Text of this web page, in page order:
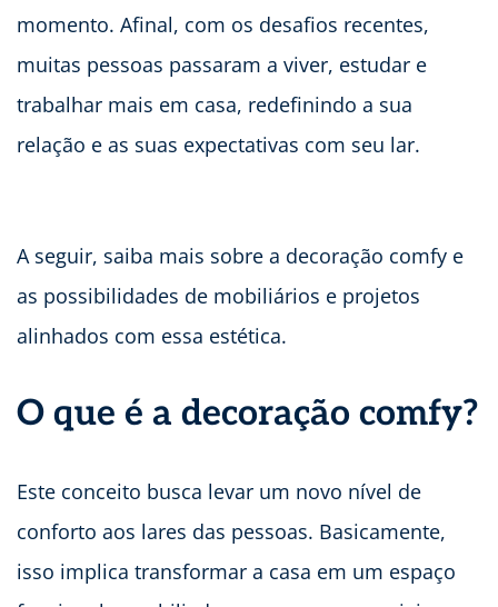
momento. Afinal, com os desafios recentes,
muitas pessoas passaram a viver, estudar e
trabalhar mais em casa, redefinindo a sua
relação e as suas expectativas com seu lar.
A seguir, saiba mais sobre a decoração comfy e
as possibilidades de mobiliários e projetos
alinhados com essa estética.
O que é a decoração comfy?
Este conceito busca levar um novo nível de
conforto aos lares das pessoas. Basicamente,
isso implica transformar a casa em um espaço